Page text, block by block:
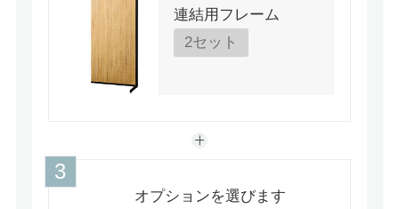
連結用フレーム
2セット
オプションを選びます